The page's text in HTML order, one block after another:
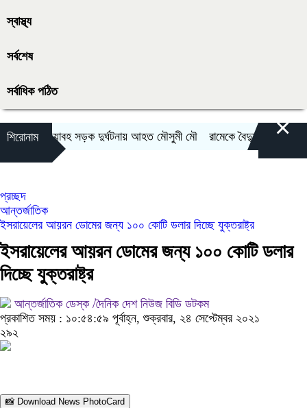
স্বাস্থ্য
সর্বশেষ
সর্বাধিক পঠিত
শিরোনামভয়াবহ সড়ক দুর্ঘটনায় আহত মৌসুমী মৌ রামেকে বৈদ্যুতিক তার×
প্রচ্ছদ
আন্তর্জাতিক
ইসরায়েলের আয়রন ডোমের জন্য ১০০ কোটি ডলার দিচ্ছে যুক্তরাষ্ট্র
ইসরায়েলের আয়রন ডোমের জন্য ১০০ কোটি ডলার
দিচ্ছে যুক্তরাষ্ট্র
আন্তর্জাতিক ডেস্ক /দৈনিক দেশ নিউজ বিডি ডটকম
প্রকাশিত সময় : ১০:৫৪:৫৯ পূর্বাহ্ন, শুক্রবার, ২৪ সেপ্টেম্বর ২০২১
২৯২
📸 Download News PhotoCard